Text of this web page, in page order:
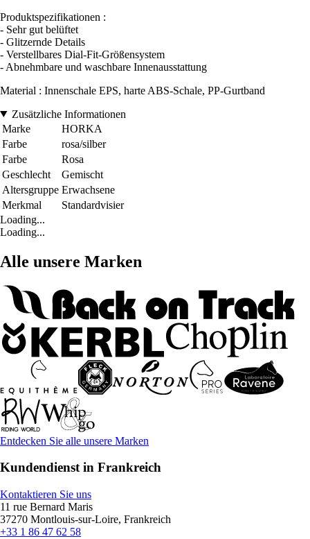
Produktspezifikationen :
- Sehr gut belüftet
- Glitzernde Details
- Verstellbares Dial-Fit-Größensystem
- Abnehmbare und waschbare Innenausstattung
Material : Innenschale EPS, harte ABS-Schale, PP-Gurtband
Zusätzliche Informationen
Marke
HORKA
Farbe
rosa/silber
Farbe
Rosa
Geschlecht
Gemischt
Altersgruppe Erwachsene
Merkmal
Standardvisier
Loading...
Loading...
Alle unsere Marken
Entdecken Sie alle unsere Marken
Kundendienst in Frankreich
Kontaktieren Sie uns
11 rue Bernard Maris
37270 Montlouis-sur-Loire, Frankreich
+33 1 86 47 62 58